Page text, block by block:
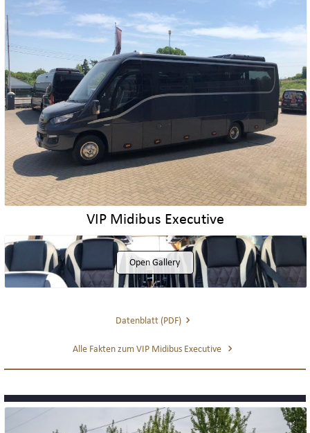
FLOTTE
LIMOUSINEN
MINIVANS
BUSSE
KONTAKT
SCHNELLANFRAGE / BUCHUNG
PARTNER UND KOOPERATIONEN
VIP Midibus Executive
Open Gallery
Datenblatt (PDF)
Alle Fakten zum VIP Midibus Executive